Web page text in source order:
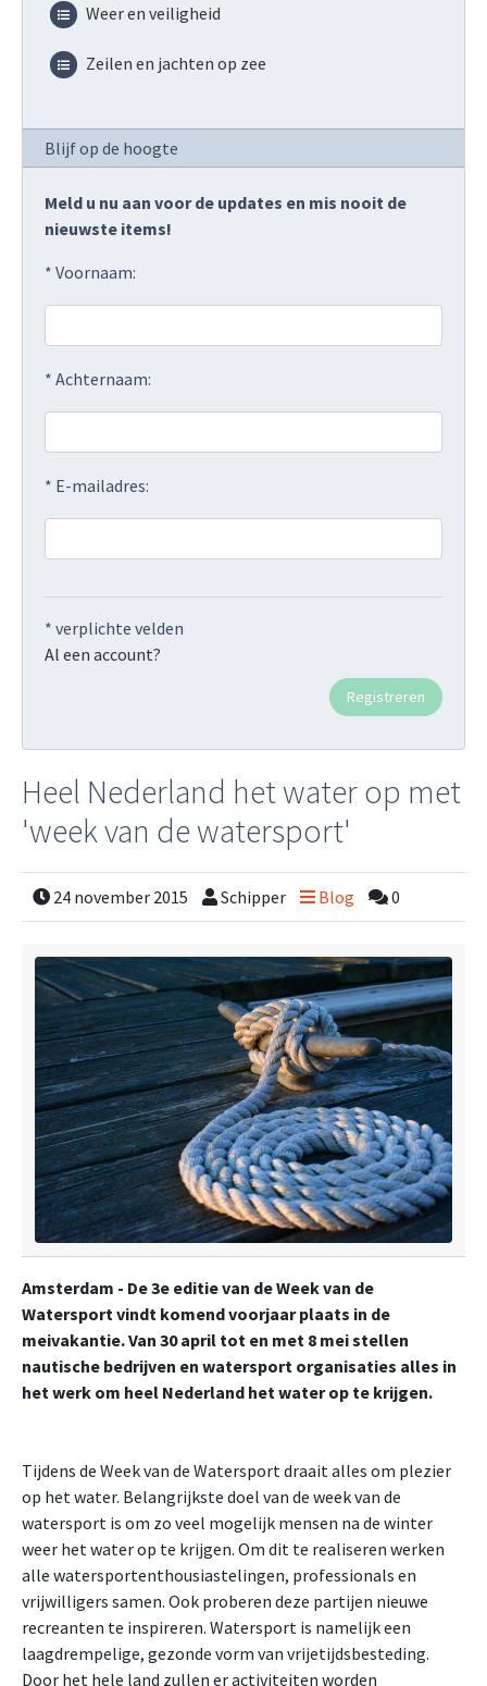
Weer en veiligheid
Zeilen en jachten op zee
Blijf op de hoogte
Meld u nu aan voor de updates en mis nooit de
nieuwste items!
* Voornaam:
* Achternaam:
* E-mailadres:
* verplichte velden
Al een account?
Heel Nederland het water op met
'week van de watersport'
24 november 2015 Schipper Blog 0
Amsterdam - De 3e editie van de Week van de
Watersport vindt komend voorjaar plaats in de
meivakantie. Van 30 april tot en met 8 mei stellen
nautische bedrijven en watersport organisaties alles in
het werk om heel Nederland het water op te krijgen.
Tijdens de Week van de Watersport draait alles om plezier
op het water. Belangrijkste doel van de week van de
watersport is om zo veel mogelijk mensen na de winter
weer het water op te krijgen. Om dit te realiseren werken
alle watersportenthousiastelingen, professionals en
vrijwilligers samen. Ook proberen deze partijen nieuwe
recreanten te inspireren. Watersport is namelijk een
laagdrempelige, gezonde vorm van vrijetijdsbesteding.
Door het hele land zullen er activiteiten worden